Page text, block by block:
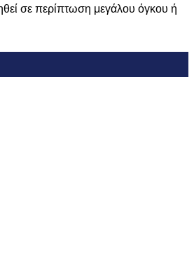
σε περίπτωση μεγάλου όγκου ή